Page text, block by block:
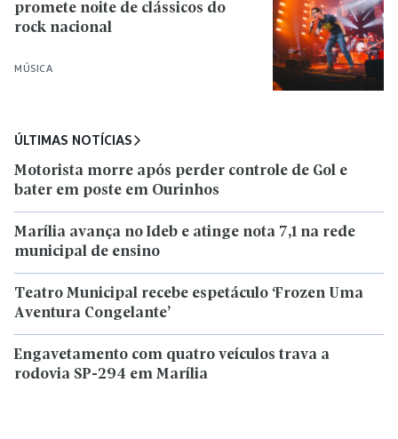
MÚSICA
promete noite de clássicos do
rock nacional
ÚLTIMAS NOTÍCIAS
Motorista morre após perder controle de Gol e
bater em poste em Ourinhos
Marília avança no Ideb e atinge nota 7,1 na rede
municipal de ensino
Teatro Municipal recebe espetáculo ‘Frozen Uma
Aventura Congelante’
Engavetamento com quatro veículos trava a
rodovia SP-294 em Marília